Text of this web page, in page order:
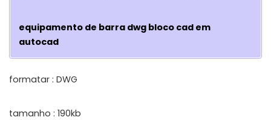
equipamento de barra dwg bloco cad em
autocad
formatar : DWG
tamanho : 190kb